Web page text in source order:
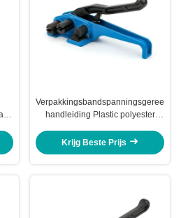
handleiding Plastic polyester
Krijg Beste Prijs